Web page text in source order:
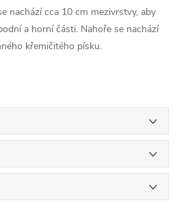
nachází cca 10 cm mezivrstvy, aby
a horní části. Nahoře se nachází
křemičitého písku.